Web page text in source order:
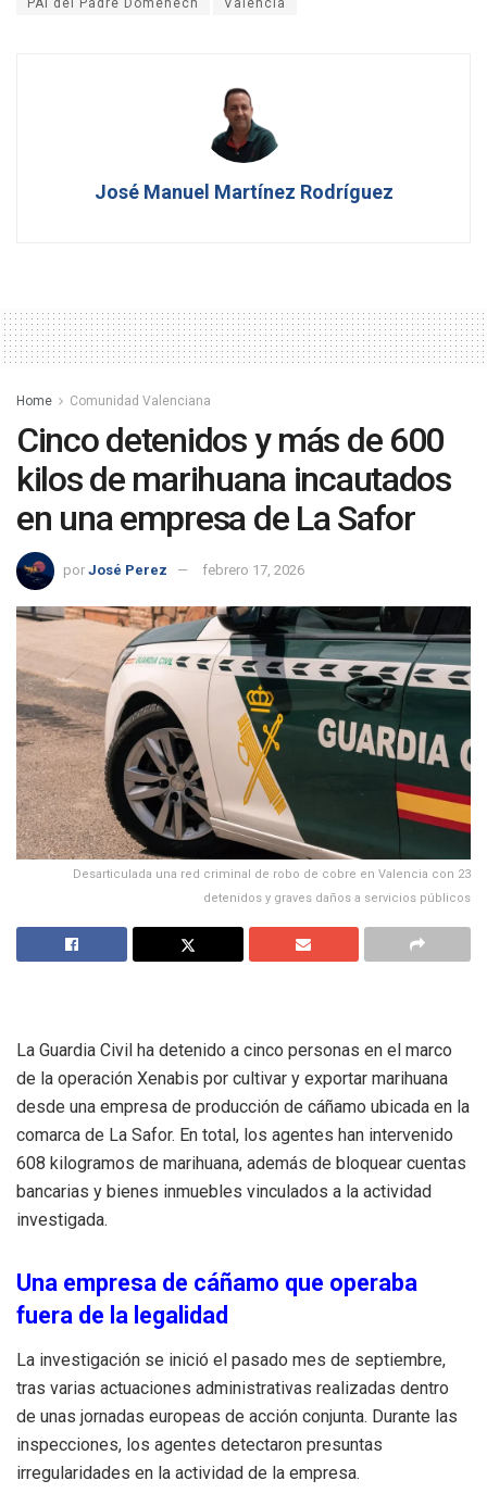
PAI del Padre Doménech Valencia
José Manuel Martínez Rodríguez
Home Comunidad Valenciana
Cinco detenidos y más de 600
kilos de marihuana incautados
en una empresa de La Safor
por José Perez febrero 17, 2026
Desarticulada una red criminal de robo de cobre en Valencia con 23
detenidos y graves daños a servicios públicos
La Guardia Civil ha detenido a cinco personas en el marco
de la operación Xenabis por cultivar y exportar marihuana
desde una empresa de producción de cáñamo ubicada en la
comarca de La Safor. En total, los agentes han intervenido
608 kilogramos de marihuana, además de bloquear cuentas
bancarias y bienes inmuebles vinculados a la actividad
investigada.
Una empresa de cáñamo que operaba
fuera de la legalidad
La investigación se inició el pasado mes de septiembre,
tras varias actuaciones administrativas realizadas dentro
de unas jornadas europeas de acción conjunta. Durante las
inspecciones, los agentes detectaron presuntas
irregularidades en la actividad de la empresa.